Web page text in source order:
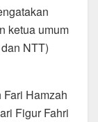
ketua umum
NTT)
Hamzah
Figur Fahri